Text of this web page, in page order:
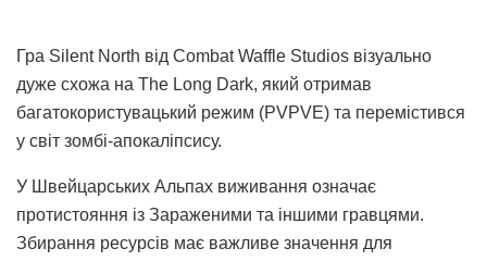
Гра Silent North від Combat Waffle Studios візуально
дуже схожа на The Long Dark, який отримав
багатокористувацький режим (PVPVE) та перемістився
у світ зомбі-апокаліпсису.
У Швейцарських Альпах виживання означає
протистояння із Зараженими та іншими гравцями.
Збирання ресурсів має важливе значення для